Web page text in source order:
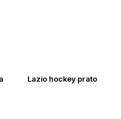
Lazio hockey prato